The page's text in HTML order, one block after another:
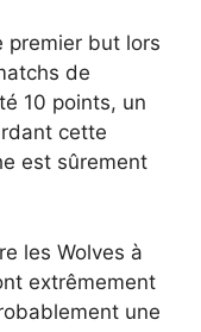
premier but lors
de
10 points, un
cette
est sûrement
les Wolves à
extrêmement
une